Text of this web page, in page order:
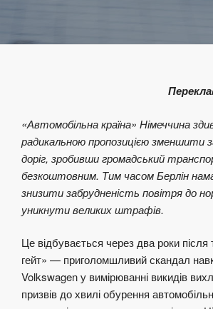
«Автомобільна країна» Німеччина
радикальною пропозицією зменшити
доріг, зробивши громадський
безкоштовним. Тим часом Берлін
знизити забрудненість повітря до
уникнути великих штрафів.
Це відбувається через два роки після
гейт» — приголомшливий скандал
Volkswagen у вимірюванні викидів
призвів до хвилі обурення